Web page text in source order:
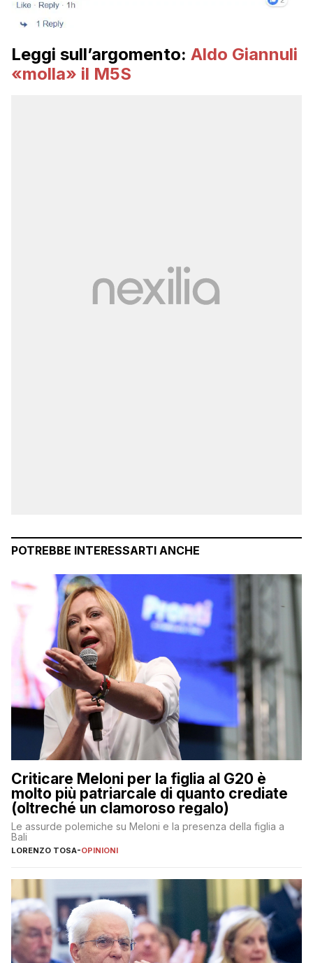
Leggi sull’argomento: Aldo Giannuli
«molla» il M5S
POTREBBE INTERESSARTI ANCHE
Criticare Meloni per la figlia al G20 è
molto più patriarcale di quanto crediate
(oltreché un clamoroso regalo)
Le assurde polemiche su Meloni e la presenza della figlia a
Bali
LORENZO TOSA-OPINIONI